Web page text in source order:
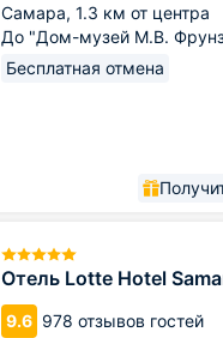
Самара, 1.3 км от центра
До "Дом-музей М.В.
Бесплатная отмена
Отель Lotte Hotel
9.6 978 отзывов гостей